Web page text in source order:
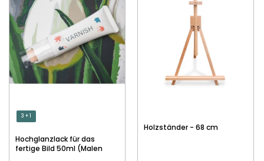
3 + 1
Hochglanzlack für das
fertige Bild 50ml (Malen
Holzständer - 68 cm